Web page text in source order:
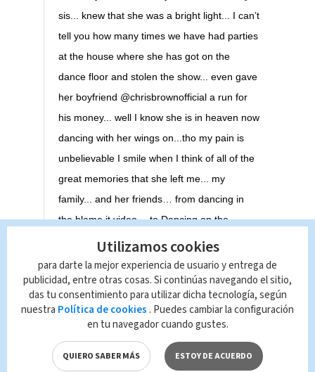
sis... knew that she was a bright light... I can’t
tell you how many times we have had parties
at the house where she has got on the
dance floor and stolen the show... even gave
her boyfriend @chrisbrownofficial a run for
his money... well I know she is in heaven now
dancing with her wings on...tho my pain is
unbelievable I smile when I think of all of the
great memories that she left me... my
family... and her friends… from dancing in
the blame it video… to Dancing on the
Grammys… And becoming The ambassador
to @globaldownsyndrome... from sliding
down my stairs with a grin as wide as the rio
grand... to serenading us with all of her
music... Deondra you have left A hole in my
heart... but I will fill it with all of the memories
that you gave me ... I love you with every
Utilizamos cookies
para darte la mejor experiencia de usuario y entrega de
publicidad, entre otras cosas. Si continúas navegando el sitio,
das tu consentimiento para utilizar dicha tecnología, según
nuestra Política de cookies . Puedes cambiar la configuración
en tu navegador cuando gustes.
QUIERO SABER MÁS ESTOY DE ACUERDO